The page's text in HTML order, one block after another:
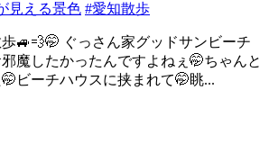
見える景色 #愛知散歩
🚙💨🤭 ぐっさん家グッドサンビーチ
魔したかったんですよねぇ🤭ちゃんと
ビーチハウスに挟まれて🤭眺...